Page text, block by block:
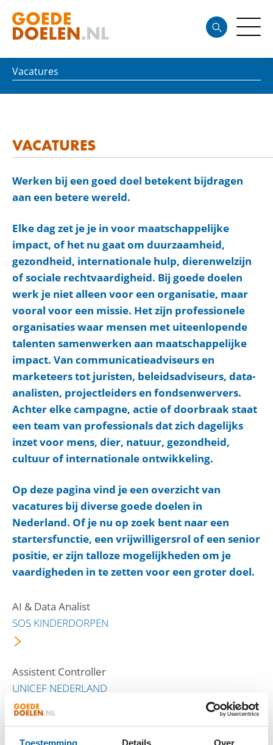
Toestemming Details Over
Vacatures
VACATURES
Werken bij een goed doel betekent bijdragen
aan een betere wereld.
Elke dag zet je je in voor maatschappelijke
impact, of het nu gaat om duurzaamheid,
gezondheid, internationale hulp, dierenwelzijn
of sociale rechtvaardigheid. Bij goede doelen
werk je niet alleen voor een organisatie, maar
vooral voor een missie. Het zijn professionele
organisaties waar mensen met uiteenlopende
talenten samenwerken aan maatschappelijke
impact. Van communicatieadviseurs en
marketeers tot juristen, beleidsadviseurs, data-
analisten, projectleiders en fondsenwervers.
Achter elke campagne, actie of doorbraak staat
een team van professionals dat zich dagelijks
inzet voor mens, dier, natuur, gezondheid,
cultuur of internationale ontwikkeling.
Op deze pagina vind je een overzicht van
vacatures bij diverse goede doelen in
Nederland. Of je nu op zoek bent naar een
startersfunctie, een vrijwilligersrol of een senior
positie, er zijn talloze mogelijkheden om je
vaardigheden in te zetten voor een groter doel.
AI & Data Analist
SOS KINDERDORPEN
Assistent Controller
UNICEF NEDERLAND
Tijdelijke opdracht: strategisch Public Affairs